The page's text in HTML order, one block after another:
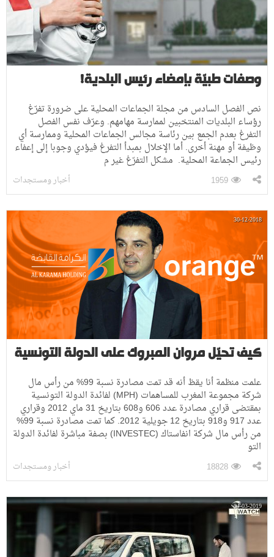
وصفات طبيّة بإمضاء رئيس البلدية!
نص الفصل السادس من مجلة الجماعات المحلية على ضرورة تفرّغ
رؤساء البلديات المنتخبين لممارسة مهامهم. وعرّف نفس الفصل
التفرغ بعدم الجمع بين رئاسة مجالس الجماعات المحلية وممارسة أي
وظيفة أو مهنة أخرى. أما الإخلال بمبدأ التفرغ فيؤدي وجوبا إلى إعفاء
رئيس الجماعة المحلية. مشكل التفرّغ غير م
أخبار ومستجدات 1959
30-12-2018
كيف تحيّل مروان المبروك على الدولة التونسية
علمت منظمة أنا يقظ أنه قد تمت مصادرة نسبة 99% من رأس مال
شركة مجموعة المغرب للمساهمات (MPH) لفائدة الدولة التونسية
بمقتضى قراري مصادرة عدد 606 و608 بتاريخ 31 ماي 2012 وقراري
عدد 917 و918 بتاريخ 12 جويلية 2012. كما تمت مصادرة نسبة 99%
من رأس مال شركة انفاستاك (INVESTEC) بصفة مباشرة لفائدة الدولة
التو
أخبار ومستجدات 18828
04-03-2019